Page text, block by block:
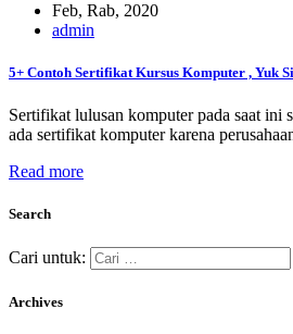
Feb, Rab, 2020
admin
5+ Contoh Sertifikat Kursus Komputer , Yuk
Sertifikat lulusan komputer pada saat ini
ada sertifikat komputer karena
Read more
Search
Cari untuk:
Archives